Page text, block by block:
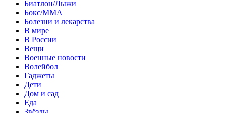
Биатлон/Лыжи
Бокс/MMA
Болезни и лекарства
В мире
В России
Вещи
Военные новости
Волейбол
Гаджеты
Дети
Дом и сад
Еда